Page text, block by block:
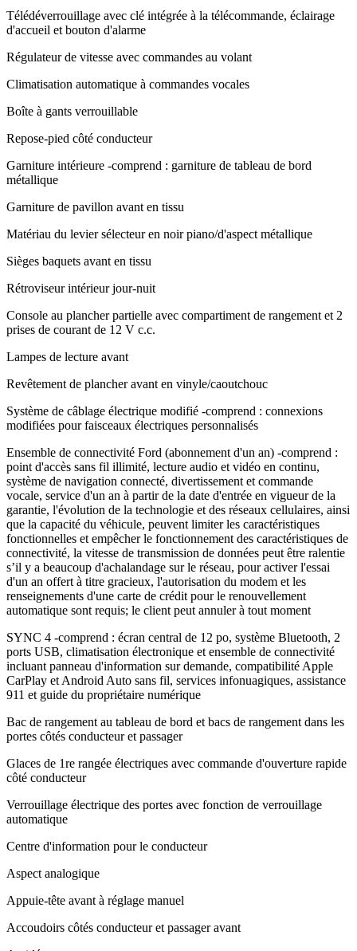
Télédéverrouillage avec clé intégrée à la télécommande, éclairage
d'accueil et bouton d'alarme
Régulateur de vitesse avec commandes au volant
Climatisation automatique à commandes vocales
Boîte à gants verrouillable
Repose-pied côté conducteur
Garniture intérieure -comprend : garniture de tableau de bord
métallique
Garniture de pavillon avant en tissu
Matériau du levier sélecteur en noir piano/d'aspect métallique
Sièges baquets avant en tissu
Rétroviseur intérieur jour-nuit
Console au plancher partielle avec compartiment de rangement et 2
prises de courant de 12 V c.c.
Lampes de lecture avant
Revêtement de plancher avant en vinyle/caoutchouc
Système de câblage électrique modifié -comprend : connexions
modifiées pour faisceaux électriques personnalisés
Ensemble de connectivité Ford (abonnement d'un an) -comprend :
point d'accès sans fil illimité, lecture audio et vidéo en continu,
système de navigation connecté, divertissement et commande
vocale, service d'un an à partir de la date d'entrée en vigueur de la
garantie, l'évolution de la technologie et des réseaux cellulaires, ainsi
que la capacité du véhicule, peuvent limiter les caractéristiques
fonctionnelles et empêcher le fonctionnement des caractéristiques de
connectivité, la vitesse de transmission de données peut être ralentie
s’il y a beaucoup d'achalandage sur le réseau, pour activer l'essai
d'un an offert à titre gracieux, l'autorisation du modem et les
renseignements d'une carte de crédit pour le renouvellement
automatique sont requis; le client peut annuler à tout moment
SYNC 4 -comprend : écran central de 12 po, système Bluetooth, 2
ports USB, climatisation électronique et ensemble de connectivité
incluant panneau d'information sur demande, compatibilité Apple
CarPlay et Android Auto sans fil, services infonuagiques, assistance
911 et guide du propriétaire numérique
Bac de rangement au tableau de bord et bacs de rangement dans les
portes côtés conducteur et passager
Glaces de 1re rangée électriques avec commande d'ouverture rapide
côté conducteur
Verrouillage électrique des portes avec fonction de verrouillage
automatique
Centre d'information pour le conducteur
Aspect analogique
Appuie-tête avant à réglage manuel
Accoudoirs côtés conducteur et passager avant